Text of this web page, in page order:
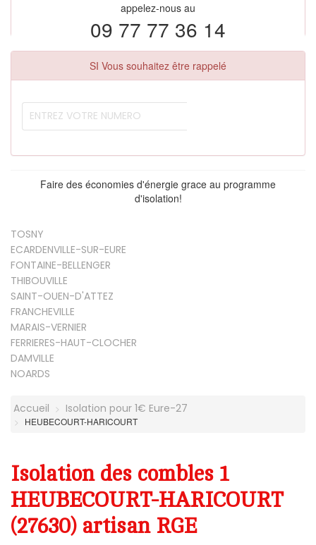
appelez-nous au
09 77 77 36 14
SI Vous souhaitez être rappelé
Faire des économies d'énergie grace au programme
d'isolation!
TOSNY
ECARDENVILLE-SUR-EURE
FONTAINE-BELLENGER
THIBOUVILLE
SAINT-OUEN-D'ATTEZ
FRANCHEVILLE
MARAIS-VERNIER
FERRIERES-HAUT-CLOCHER
DAMVILLE
NOARDS
Accueil Isolation pour 1€ Eure-27
HEUBECOURT-HARICOURT
Isolation des combles 1
HEUBECOURT-HARICOURT
(27630) artisan RGE